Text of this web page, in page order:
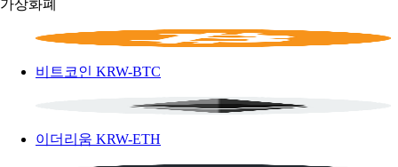
가상화폐
비트코인 KRW-BTC
이더리움 KRW-ETH